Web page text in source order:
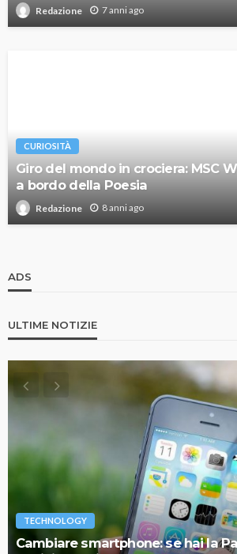
Redazione 7 anni ago
CURIOSITÀ
Giro del mondo in crociera: MSC
a bordo della Poesia
Redazione 8 anni ago
ADS
ULTIME NOTIZIE
TECHNOLOGY
Cambiare smartphone: se hai la